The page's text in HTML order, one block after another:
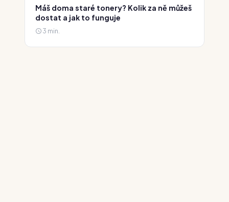
Máš doma staré tonery? Kolik za ně můžeš
dostat a jak to funguje
3 min.